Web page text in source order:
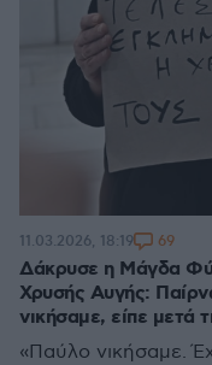
Δάκρυσε η Μάγδα
Χρυσής Αυγής:
νικήσαμε, είπε μετά
«Παύλο νικήσαμε.
11.03.2026, 18:19 69